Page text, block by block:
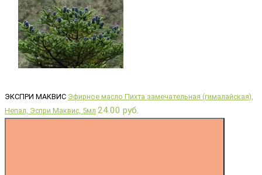
ЭКСПРИ МАКВИС Эфирное масло Пихта замечательная (гималайская),
Непал, Эспри Маквис, 5мл 24.00 руб.